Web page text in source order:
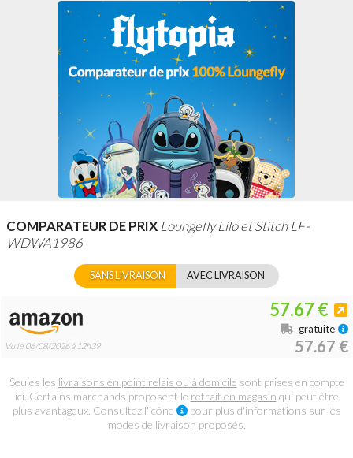
COMPARATEUR DE PRIX Loungefly Lilo et Stitch LF-
WDWA1986
SANS LIVRAISON AVEC LIVRAISON
Vu le 06/08/2026 à 12h39
57.67 €
57.67 €
gratuite
Seules les livraisons en point relais ou à domicile sont prises en compte
ici. Certains marchands proposent le retrait en magasin qui peut être
plus avantageux. Consultez l'icône
pour plus d'informations sur les
modes de livraison proposés.